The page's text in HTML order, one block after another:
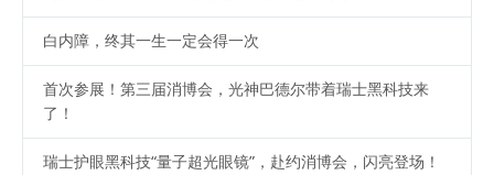
白内障，终其一生一定会得一次
首次参展！第三届消博会，光神巴德尔带着瑞士黑科技来
了！
瑞士护眼黑科技“量子超光眼镜”，赴约消博会，闪亮登场！